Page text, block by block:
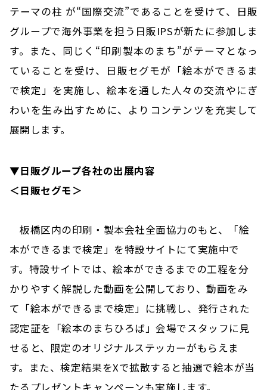
テーマの柱 が“国際交流”であることを受けて、日販
グループで海外事業を担う日販IPSが新たに参加しま
す。また、同じく“印刷製本のまち”がテーマとなっ
ていることを受け、日販セグモが「絵本ができるま
で検定」を実施し、絵本を通した人々の交流やにぎ
わいを生み出すために、よりコンテンツを充実して
展開します。
▼日販グループ各社の出展内容
＜日販セグモ＞
板橋区内の印刷・製本会社全面協力のもと、「絵
本ができるまで検定」を特設サイトにて実施中で
す。特設サイトでは、絵本ができるまでの工程を分
かりやすく解説した動画を公開しており、動画をみ
て「絵本ができるまで検定」に挑戦し、発行された
認定証を「絵本のまちひろば」会場でスタッフに見
せると、限定のオリジナルステッカーがもらえま
す。また、検定結果をXで拡散すると抽選で絵本が当
たるプレゼントキャンペーンも実施します。